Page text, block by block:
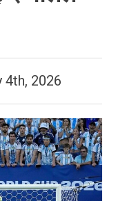
4th, 2026